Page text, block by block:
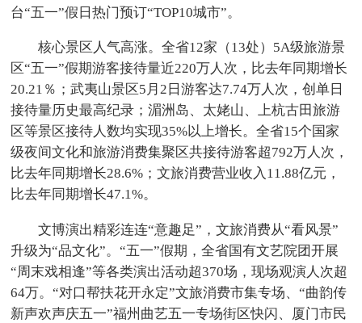
台“五一”假日热门预订“TOP10城市”。
核心景区人气高涨。全省12家（13处）5A级旅游景
区“五一”假期游客接待量近220万人次，比去年同期增长
20.21％；武夷山景区5月2日游客达7.74万人次，创单日
接待量历史最高纪录；湄洲岛、太姥山、上杭古田旅游
区等景区接待人数均实现35%以上增长。全省15个国家
级夜间文化和旅游消费集聚区共接待游客超792万人次，
比去年同期增长28.6%；文旅消费营业收入11.88亿元，
比去年同期增长47.1%。
文博演出精彩连连“意趣足”，文旅消费从“看风景”
升级为“品文化”。“五一”假期，全省国有文艺院团开展
“周末戏相逢”等各类演出活动超370场，现场观演人次超
64万。“对口帮扶花开永定”文旅消费市集专场、“曲韵传
新声欢声庆五一”福州曲艺五一专场街区快闪、厦门市民